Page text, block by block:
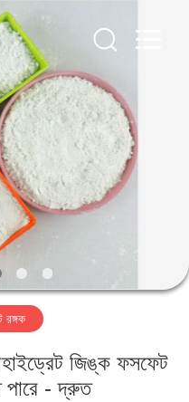
রঙ্গক
জিঙ্ক ফসফেট
পারে - দ্রুত